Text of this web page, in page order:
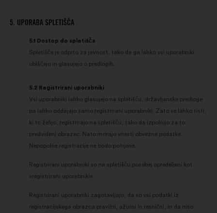
5. UPORABA SPLETIŠČA
5.1 Dostop do spletišča
Spletišče je odprto za javnost, tako da ga lahko vsi uporabniki
obiščejo in glasujejo o predlogih.
5.2 Registrirani uporabniki
Vsi uporabniki lahko glasujejo na spletišču, državljanske predloge
pa lahko oddajajo samo registrirani uporabniki. Zato se lahko tisti,
ki to želijo, registrirajo na spletišču, tako da izpolnijo za to
predvideni obrazec. Nato morajo vnesti obvezne podatke.
Nepopolne registracije ne bodo potrjene.
Registrirani uporabniki so na spletišču posebej opredeljeni kot
»registrirani uporabniki«.
Registrirani uporabniki zagotavljajo, da so vsi podatki iz
registracijskega obrazca pravilni, ažurni in resnični, in da niso